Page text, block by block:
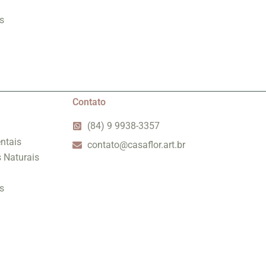
Naturais
Contato
(84) 9 9938-3357
contato@casaflor.art.br